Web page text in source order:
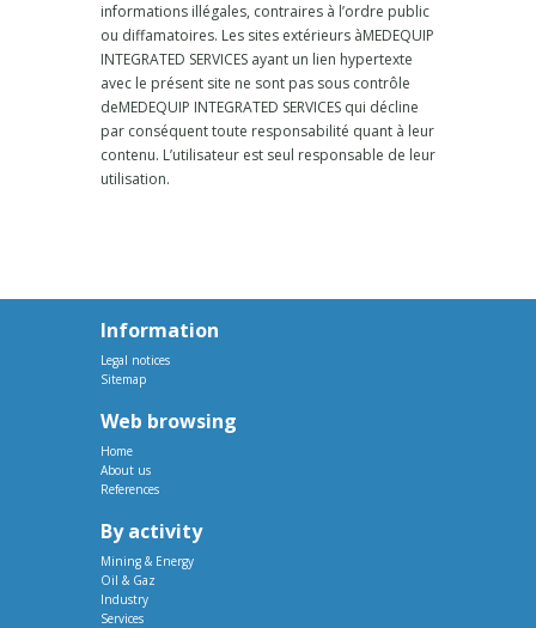
informations illégales, contraires à l’ordre public
ou diffamatoires. Les sites extérieurs àMEDEQUIP
INTEGRATED SERVICES ayant un lien hypertexte
avec le présent site ne sont pas sous contrôle
deMEDEQUIP INTEGRATED SERVICES qui décline
par conséquent toute responsabilité quant à leur
contenu. L’utilisateur est seul responsable de leur
utilisation.
Information
Legal notices
Sitemap
Web browsing
Home
About us
References
By activity
Mining & Energy
Oil & Gaz
Industry
Services